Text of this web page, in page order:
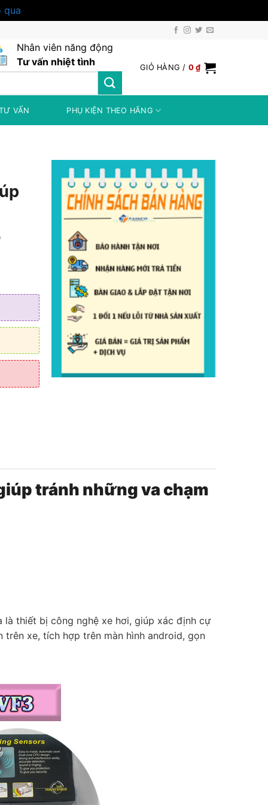
qua
Nhân viên năng động
Tư vấn nhiệt tình
GIỎ HÀNG / 0₫
VẤN PHỤ KIỆN THEO HÃNG
tránh những va chạm
thiết bị công nghệ xe hơi, giúp xác định cự
xe, tích hợp trên màn hình android, gọn